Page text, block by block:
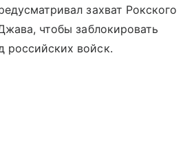
захват Рокского
чтобы заблокировать
российских войск.